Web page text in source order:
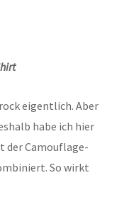
eigentlich. Aber
habe ich hier
der Camouflage-
So wirkt